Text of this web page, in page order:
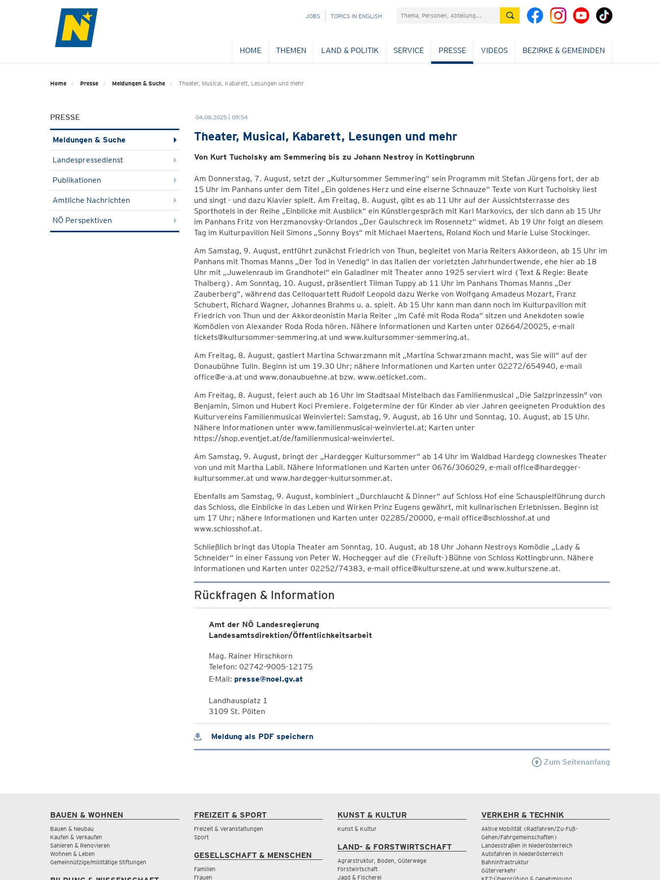
NAVIGATION
JOBS TOPICS IN ENGLISH Suchefeld
HOME THEMEN LAND & POLITIK SERVICE PRESSE VIDEOS BEZIRKE & GEMEINDEN
Home Presse Meldungen & Suche Theater, Musical, Kabarett, Lesungen und mehr
PRESSE
Meldungen & Suche
Landespressedienst
Publikationen
Amtliche Nachrichten
NÖ Perspektiven
04.08.2025 | 09:54
Theater, Musical, Kabarett, Lesungen und mehr
Von Kurt Tucholsky am Semmering bis zu Johann Nestroy in Kottingbrunn
Am Donnerstag, 7. August, setzt der „Kultursommer Semmering“ sein Programm mit Stefan Jürgens fort, der ab
15 Uhr im Panhans unter dem Titel „Ein goldenes Herz und eine eiserne Schnauze“ Texte von Kurt Tucholsky liest
und singt - und dazu Klavier spielt. Am Freitag, 8. August, gibt es ab 11 Uhr auf der Aussichtsterrasse des
Sporthotels in der Reihe „Einblicke mit Ausblick“ ein Künstlergespräch mit Karl Markovics, der sich dann ab 15 Uhr
im Panhans Fritz von Herzmanovsky-Orlandos „Der Gaulschreck im Rosennetz“ widmet. Ab 19 Uhr folgt an diesem
Tag im Kulturpavillon Neil Simons „Sonny Boys“ mit Michael Maertens, Roland Koch und Marie Luise Stockinger.
Am Samstag, 9. August, entführt zunächst Friedrich von Thun, begleitet von Maria Reiters Akkordeon, ab 15 Uhr im
Panhans mit Thomas Manns „Der Tod in Venedig“ in das Italien der vorletzten Jahrhundertwende, ehe hier ab 18
Uhr mit „Juwelenraub im Grandhotel“ ein Galadiner mit Theater anno 1925 serviert wird (Text & Regie: Beate
Thalberg). Am Sonntag, 10. August, präsentiert Tilman Tuppy ab 11 Uhr im Panhans Thomas Manns „Der
Zauberberg“, während das Celloquartett Rudolf Leopold dazu Werke von Wolfgang Amadeus Mozart, Franz
Schubert, Richard Wagner, Johannes Brahms u. a. spielt. Ab 15 Uhr kann man dann noch im Kulturpavillon mit
Friedrich von Thun und der Akkordeonistin Maria Reiter „Im Café mit Roda Roda“ sitzen und Anekdoten sowie
Komödien von Alexander Roda Roda hören. Nähere Informationen und Karten unter 02664/20025, e-mail
tickets@kultursommer-semmering.at und www.kultursommer-semmering.at.
Am Freitag, 8. August, gastiert Martina Schwarzmann mit „Martina Schwarzmann macht, was Sie will“ auf der
Donaubühne Tulln. Beginn ist um 19.30 Uhr; nähere Informationen und Karten unter 02272/654940, e-mail
office@e-a.at und www.donaubuehne.at bzw. www.oeticket.com.
Am Freitag, 8. August, feiert auch ab 16 Uhr im Stadtsaal Mistelbach das Familienmusical „Die Salzprinzessin" von
Benjamin, Simon und Hubert Koci Premiere. Folgetermine der für Kinder ab vier Jahren geeigneten Produktion des
Kulturvereins Familienmusical Weinviertel: Samstag, 9. August, ab 16 Uhr und Sonntag, 10. August, ab 15 Uhr.
Nähere Informationen unter www.familienmusical-weinviertel.at; Karten unter
https://shop.eventjet.at/de/familienmusical-weinviertel.
Am Samstag, 9. August, bringt der „Hardegger Kultursommer“ ab 14 Uhr im Waldbad Hardegg clowneskes Theater
von und mit Martha Labil. Nähere Informationen und Karten unter 0676/306029, e-mail office@hardegger-
kultursommer.at und www.hardegger-kultursommer.at.
Ebenfalls am Samstag, 9. August, kombiniert „Durchlaucht & Dinner“ auf Schloss Hof eine Schauspielführung durch
das Schloss, die Einblicke in das Leben und Wirken Prinz Eugens gewährt, mit kulinarischen Erlebnissen. Beginn ist
um 17 Uhr; nähere Informationen und Karten unter 02285/20000, e-mail office@schlosshof.at und
www.schlosshof.at.
Schließlich bringt das Utopia Theater am Sonntag, 10. August, ab 18 Uhr Johann Nestroys Komödie „Lady &
Schneider“ in einer Fassung von Peter W. Hochegger auf die (Freiluft-)Bühne von Schloss Kottingbrunn. Nähere
Informationen und Karten unter 02252/74383, e-mail office@kulturszene.at und www.kulturszene.at.
Rückfragen & Information
Amt der NÖ Landesregierung
Landesamtsdirektion/Öffentlichkeitsarbeit
Mag. Rainer Hirschkorn
Telefon: 02742-9005-12175
E-Mail: presse@noel.gv.at
Landhausplatz 1
3109 St. Pölten
Meldung als PDF speichern
Zum Seitenanfang
BAUEN & WOHNEN
Bauen & Neubau
Kaufen & Verkaufen
Sanieren & Renovieren
Wohnen & Leben
Gemeinnützige/mildtätige Stiftungen
FREIZEIT & SPORT
Freizeit & Veranstaltungen
Sport
GESELLSCHAFT & MENSCHEN
Familien
Frauen
KUNST & KULTUR
Kunst & Kultur
LAND- & FORSTWIRTSCHAFT
Agrarstruktur, Boden, Güterwege
Forstwirtschaft
Jagd & Fischerei
VERKEHR & TECHNIK
Aktive Mobilität (Radfahren/Zu-Fuß-
Gehen/Fahrgemeinschaften)
Landesstraßen in Niederösterreich
Autofahren in Niederösterreich
Bahninfrastruktur
Güterverkehr